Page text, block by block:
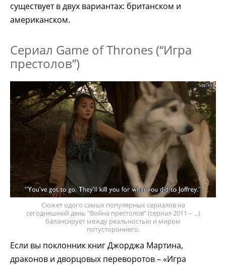
существует в двух вариантах: британском и
американском.
Сериал Game of Thrones (“Игра
престолов”)
Сюжет одого самых популярных сериалов на
сегодняшний день “Война престолов” (сериал 2011 – ...)
балансирует между реальностью и миром
потустороннего.
Если вы поклонник книг Джорджа Мартина,
драконов и дворцовых переворотов – «Игра